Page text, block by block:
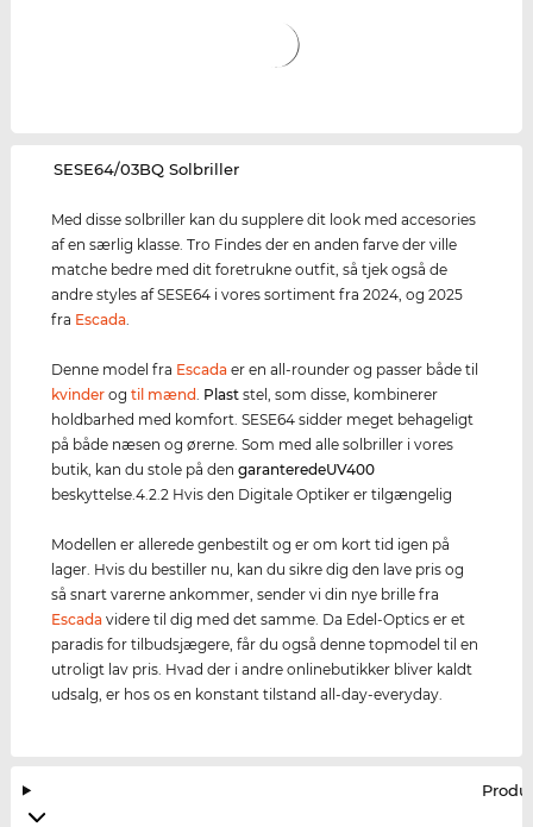
‌SESE64/03BQ Solbriller
Med disse solbriller kan du supplere dit look med accesories
af en særlig klasse. Tro Findes der en anden farve der ville
matche bedre med dit foretrukne outfit, så tjek også de
andre styles af SESE64 i vores sortiment fra 2024, og 2025
fra Escada
Denne model fra Escada er en all-rounder og passer både til
kvinder ogtil mænd Plast stel, som disse, kombinerer
holdbarhed med komfort. SESE64 sidder meget behageligt
på både næsen og ørerne. Som med alle solbriller i vores
butik, kan du stole på dengaranteredeUV400
beskyttelse.4.2.2 Hvis den Digitale Optiker er tilgængelig
Modellen er allerede genbestilt og er om kort tid igen på
lager. Hvis du bestiller nu, kan du sikre dig den lave pris og
så snart varerne ankommer, sender vi din nye brille fra
Escada videre til dig med det samme. Da Edel-Optics er et
paradis for tilbudsjægere, får du også denne topmodel til en
utroligt lav pris. Hvad der i andre onlinebutikker bliver kaldt
udsalg, er hos os en konstant tilstand all-day-everyday.